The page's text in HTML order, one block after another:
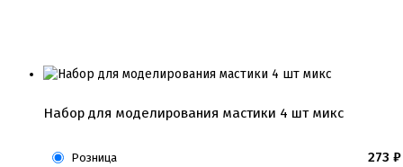
Набор для моделирования мастики 4 шт микс
Розница 273 ₽